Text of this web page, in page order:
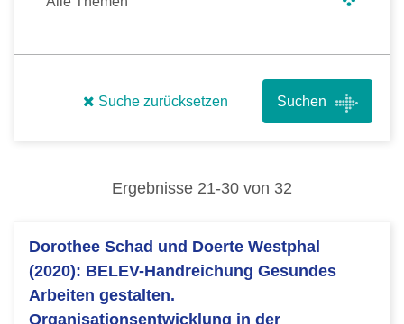
Suche zurücksetzen
Ergebnisse 21-30 von 32
Dorothee Schad und Doerte Westphal
(2020): BELEV-Handreichung Gesundes
Arbeiten gestalten.
Organisationsentwicklung in der